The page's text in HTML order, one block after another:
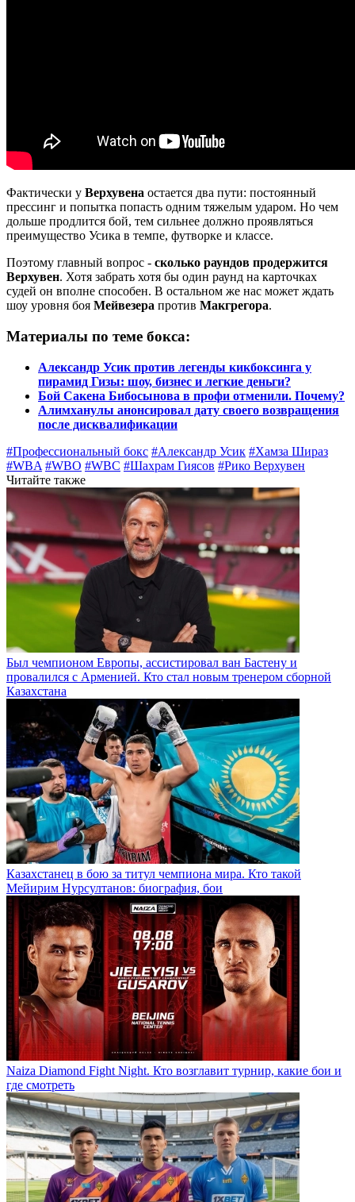
Фактически у Верхувена остается два пути: постоянный
прессинг и попытка попасть одним тяжелым ударом. Но чем
дольше продлится бой, тем сильнее должно проявляться
преимущество Усика в темпе, футворке и классе.
Поэтому главный вопрос - сколько раундов продержится
Верхувен. Хотя забрать хотя бы один раунд на карточках
судей он вполне способен. В остальном же нас может ждать
шоу уровня боя Мейвезера против Макгрегора.
Материалы по теме бокса:
Александр Усик против легенды кикбоксинга у
пирамид Гизы: шоу, бизнес и легкие деньги?
Бой Сакена Бибосынова в профи отменили. Почему?
Алимханулы анонсировал дату своего возвращения
после дисквалификации
#Профессиональный бокс #Александр Усик #Хамза Шираз
#WBA #WBO #WBC #Шахрам Гиясов #Рико Верхувен
Читайте также
Был чемпионом Европы, ассистировал ван Бастену и
провалился с Арменией. Кто стал новым тренером сборной
Казахстана
Казахстанец в бою за титул чемпиона мира. Кто такой
Мейирим Нурсултанов: биография, бои
Naiza Diamond Fight Night. Кто возглавит турнир, какие бои и
где смотреть